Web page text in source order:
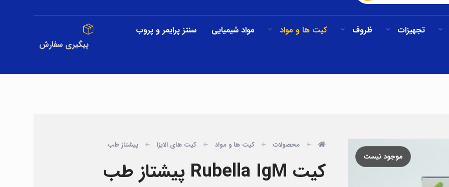
تجهیزات ظروف کیت ها و مواد مواد شیمیایی سنتز پرایمر و پروب
پیگیری سفارش
موجود نیست
محصولات کیت ها و مواد کیت های الایزا پیشتاز طب
کیت Rubella IgM پیشتاز طب